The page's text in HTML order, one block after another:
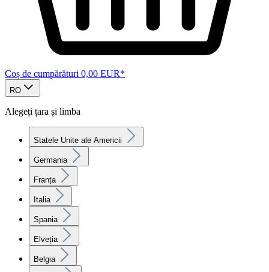
Coș de cumpărături 0,00 EUR*
RO
Alegeți țara și limba
Statele Unite ale Americii
Germania
Franța
Italia
Spania
Elveția
Belgia